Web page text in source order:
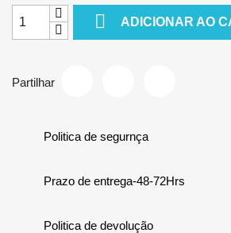
 ADICIONAR AO
Partilhar
Politica de segurnça
Prazo de entrega-48-72Hrs
Politica de devolução